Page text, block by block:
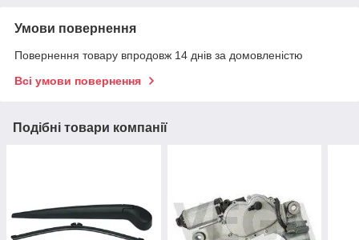
Умови повернення
Повернення товару впродовж 14 днів за домовленістю
Всі умови повернення
Подібні товари компанії